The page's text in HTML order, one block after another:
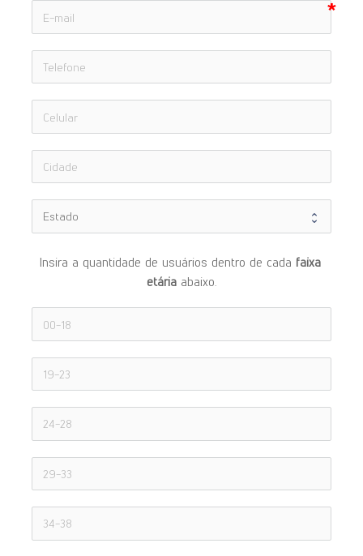
Insira a quantidade de usuários dentro de cada faixa
etária abaixo.